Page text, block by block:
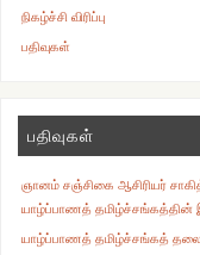
நிகழ்ச்சி விரிப்பு
பதிவுகள்
பதிவுகள்
ஞானம் சஞ்சிகை ஆசிரியர்
யாழ்ப்பாணத் தமிழ்ச்சங்கத்தின்
யாழ்ப்பாணத் தமிழ்ச்சங்கத்